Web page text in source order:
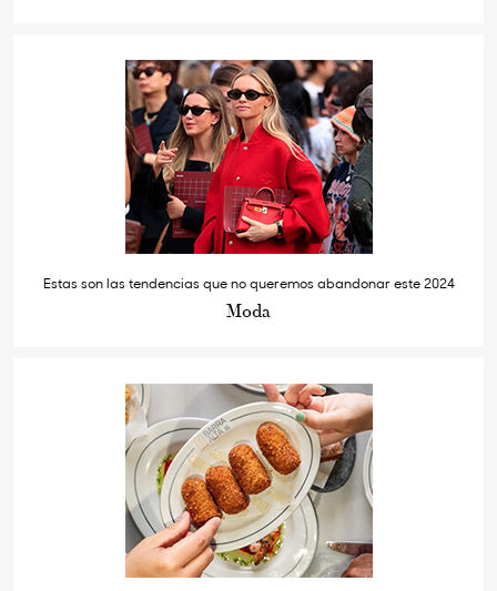
Estas son las tendencias que no queremos abandonar este 2024
Moda